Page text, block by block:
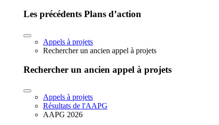
Les précédents Plans d’action
Appels à projets
Rechercher un ancien appel à projets
Rechercher un ancien appel à projets
Appels à projets
Résultats de l'AAPG
AAPG 2026